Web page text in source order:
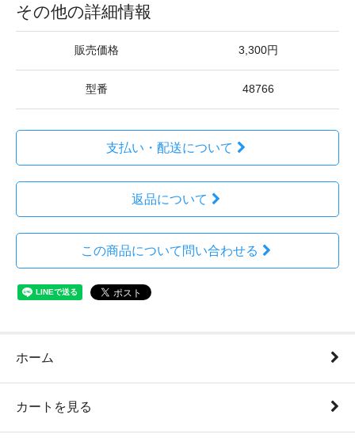
その他の詳細情報
販売価格 3,300円
型番 48766
支払い・配送について
返品について
この商品について問い合わせる
ホーム
カートを見る